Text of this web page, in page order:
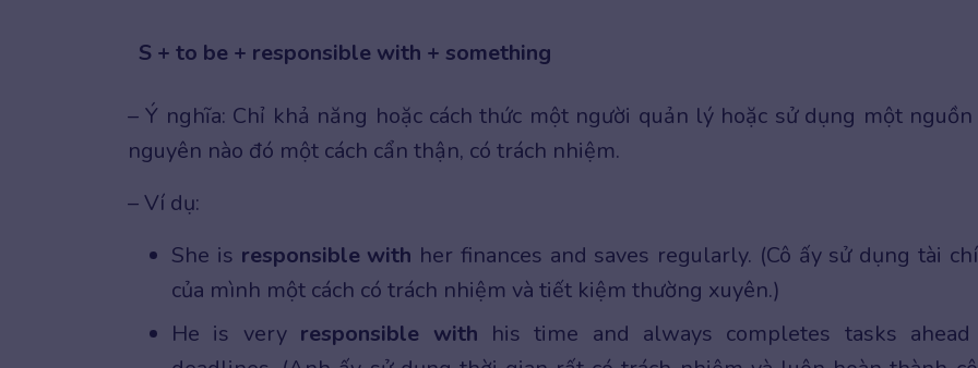
S + to be + responsible with + something
– Ý nghĩa: Chỉ khả năng hoặc cách thức một người quản lý hoặc sử dụng một nguồn
nguyên nào đó một cách cẩn thận, có trách nhiệm.
– Ví dụ:
She is responsible with her finances and saves regularly. (Cô ấy sử dụng tài
của mình một cách có trách nhiệm và tiết kiệm thường xuyên.)
He is very responsible with his time and always completes tasks